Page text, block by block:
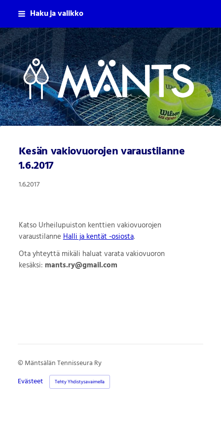
Siirry
sisältöön
Haku ja valikko
Mäntsälän Tennisseura Ry
Kesän vakiovuorojen varaustilanne
1.6.2017
1.6.2017
Katso Urheilupuiston kenttien vakiovuorojen
varaustilanneHalli ja kentät -osiosta.
Ota yhteyttä mikäli haluat varata vakiovuoron
kesäksi: mants.ry@gmail.com
©Mäntsälän Tennisseura Ry
Evästeet
Tehty Yhdistysavaimella